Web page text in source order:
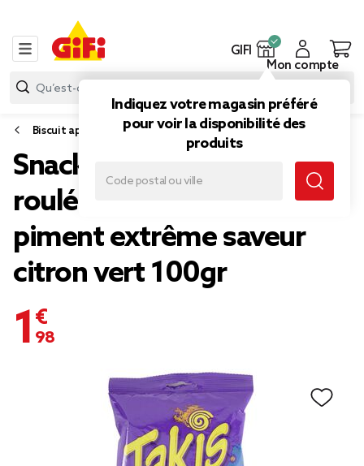
GIFI
Indiquez votre magasin préféré
pour voir la disponibilité des
produits
Mon compte
Biscuit apéritif et snack
Snacks salés tortillas
roulées Takis Blue Heat
piment extrême saveur
citron vert 100gr
1,98 €